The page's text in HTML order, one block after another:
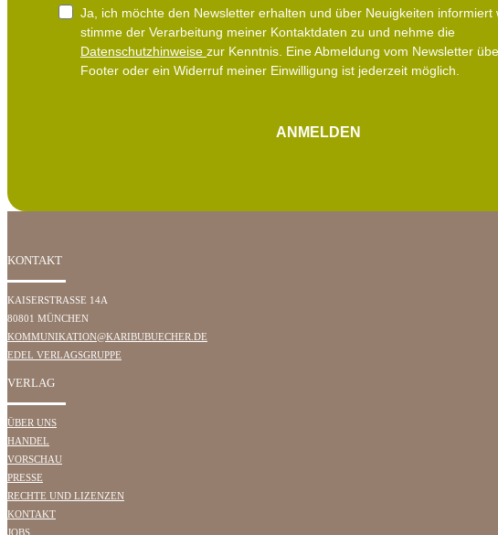
i
l
Ja, ich möchte den Newsletter erhalten und über Neuigkeiten informiert
stimme der Verarbeitung meiner Kontaktdaten zu und nehme die
Datenschutzhinweise zur Kenntnis. Eine Abmeldung vom Newsletter
Footer oder ein Widerruf meiner Einwilligung ist jederzeit möglich.
ANMELDEN
KONTAKT
KAISERSTRASSE 14A
80801 MÜNCHEN
KOMMUNIKATION@KARIBUBUECHER.DE
EDEL VERLAGSGRUPPE
VERLAG
ÜBER UNS
HANDEL
VORSCHAU
PRESSE
RECHTE UND LIZENZEN
KONTAKT
JOBS